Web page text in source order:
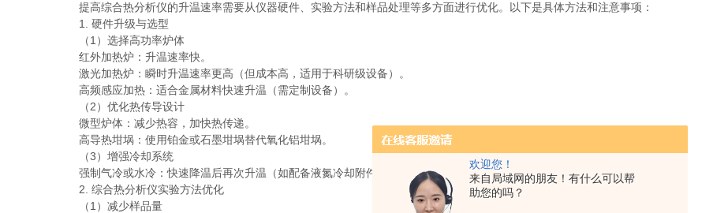
欢迎您！
来自局域网的朋友！有什么可以帮
助您的吗？
提高综合热分析仪的升温速率需要从仪器硬件、实验方法和样品处理等多方面进行优化。以下是具体方法和注意事项：
1. 硬件升级与选型
（1）选择高功率炉体
红外加热炉：升温速率快。
激光加热炉：瞬时升温速率更高（但成本高，适用于科研级设备）。
高频感应加热：适合金属材料快速升温（需定制设备）。
（2）优化热传导设计
微型炉体：减少热容，加快热传递。
高导热坩埚：使用铂金或石墨坩埚替代氧化铝坩埚。
（3）增强冷却系统
强制气冷或水冷：快速降温后再次升温（如配备液氮冷却附件）。
2. 综合热分析仪实验方法优化
（1）减少样品量